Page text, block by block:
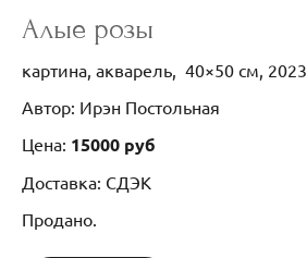
Алые розы
картина, акварель, 40×50 см, 2023
Автор: Ирэн Постольная
Цена: 15000 руб
Доставка: СДЭК
Продано.